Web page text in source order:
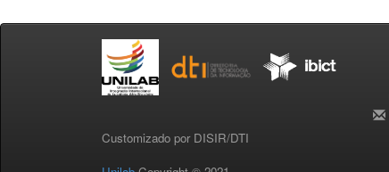
Customizado por DISIR/DTI